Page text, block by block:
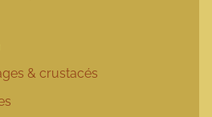
& crustacés